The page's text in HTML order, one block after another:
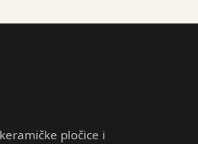
pločice i